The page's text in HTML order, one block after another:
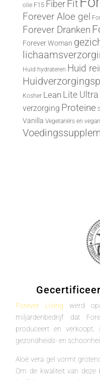
olie F15 Fiber Fit
Forever Aloe gel
Forever Dranken
Forever Woman
Huid hydrateren Huid
Kosher Lean Lite Ultra
verzorging Proteine
Vanilla Vegetariërs en
Forever Living werd
miljardenbedrijf dat
produceert en
gezondheids- en
Aloë vera gel vormt
Om de kwaliteit van deze